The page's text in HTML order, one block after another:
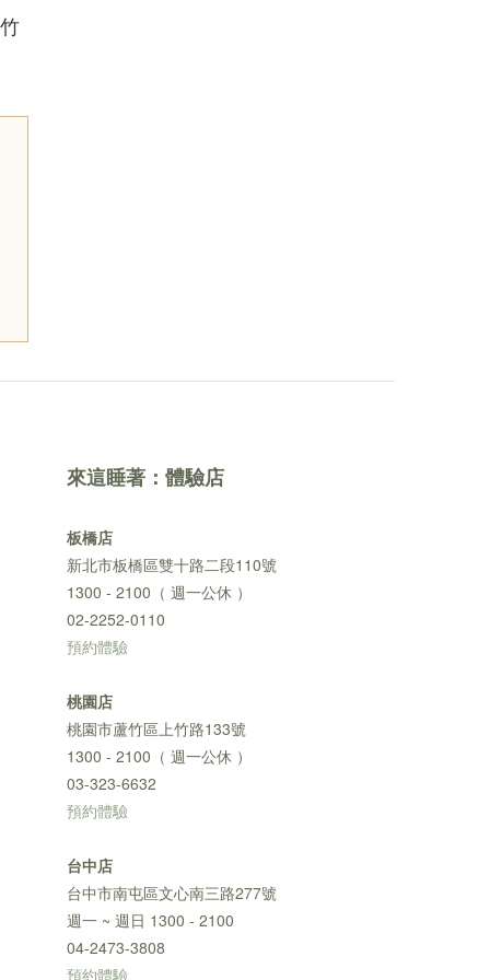
來這睡著：體驗店
板橋店
新北市板橋區雙十路二段110號
1300 - 2100（ 週一公休 ）
02-2252-0110
預約體驗
桃園店
桃園市蘆竹區上竹路133號
1300 - 2100（ 週一公休 ）
03-323-6632
預約體驗
台中店
台中市南屯區文心南三路277號
週一 ~ 週日 1300 - 2100
04-2473-3808
預約體驗